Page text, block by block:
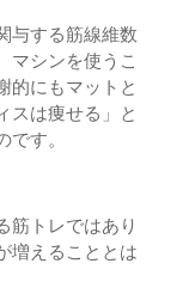
与する筋線維数
マシンを使うこ
的にもマットと
スは痩せる」と
す。
筋トレではあり
増えることとは